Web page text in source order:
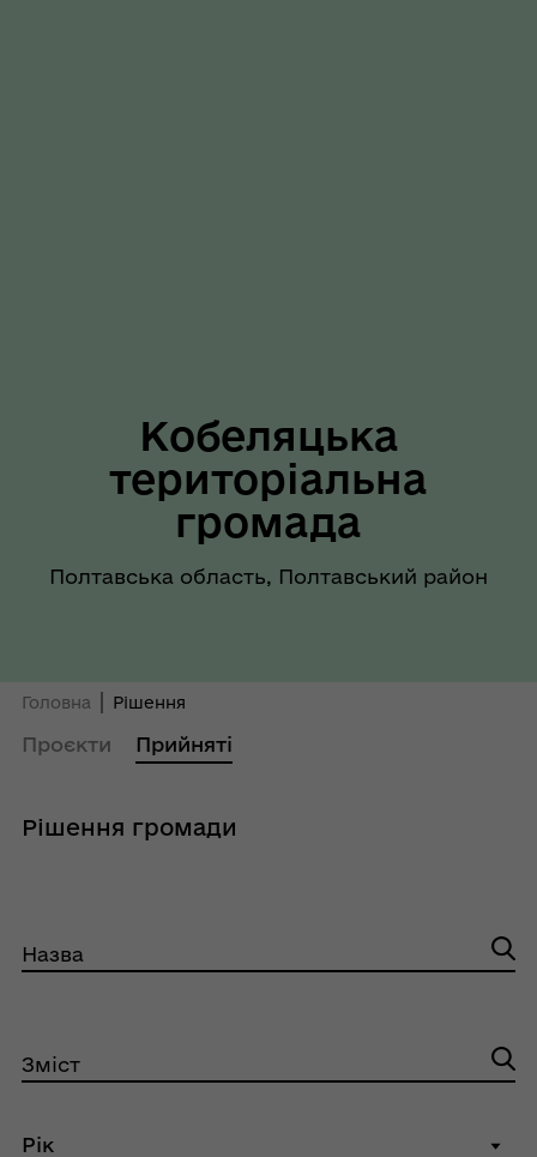
Кобеляцька
територіальна
громада
Полтавська область, Полтавський район
Головна Рішення
Проєкти Прийняті
Рішення громади
Назва
Зміст